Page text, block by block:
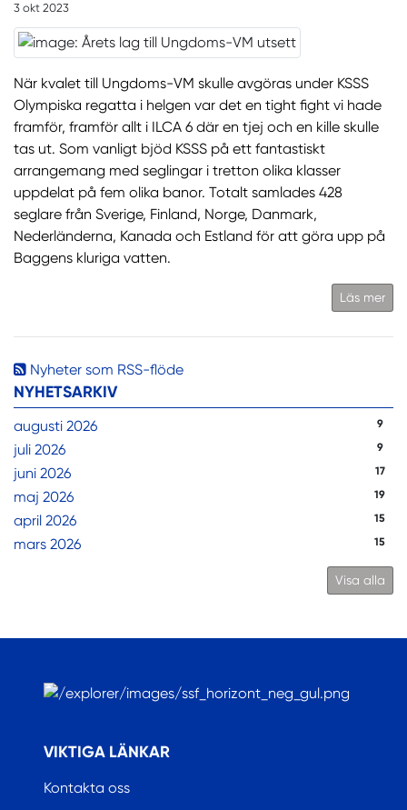
Nyheter som RSS-flöde
NYHETSARKIV
augusti 2026 9
juli 2026 9
juni 2026 17
maj 2026 19
april 2026 15
mars 2026 15
Visa alla
3 okt 2023
När kvalet till Ungdoms-VM skulle avgöras under KSSS
Olympiska regatta i helgen var det en tight fight vi hade
framför, framför allt i ILCA 6 där en tjej och en kille skulle
tas ut. Som vanligt bjöd KSSS på ett fantastiskt
arrangemang med seglingar i tretton olika klasser
uppdelat på fem olika banor. Totalt samlades 428
seglare från Sverige, Finland, Norge, Danmark,
Nederländerna, Kanada och Estland för att göra upp på
Baggens kluriga vatten.
Läs mer
VIKTIGA LÄNKAR
Kontakta oss